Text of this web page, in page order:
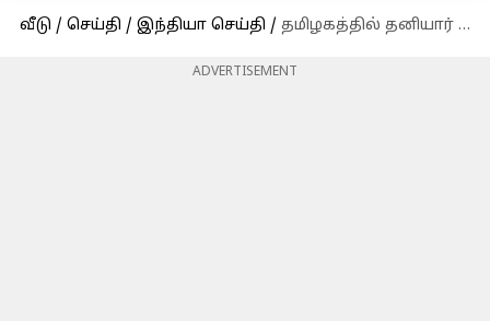
வீடு / செய்தி / இந்தியா செய்தி / தமிழகத்தில் தனியார் பள்ளிகளுக்கு நிரந்தர அங்கீகாரம்? கல்வித்துறைக்கு சென்னை உயர் நீதிமன்றம் முக்கிய உத்தரவு
ADVERTISEMENT